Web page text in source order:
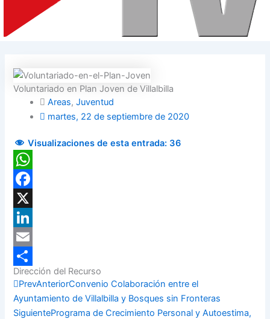
Voluntariado en Plan Joven de Villalbilla
Areas,Juventud
martes, 22 de septiembre de 2020
Visualizaciones de esta entrada: 36
WhatsApp
Facebook
X
LinkedIn
Email
Compartir
Dirección del Recurso
PrevAnteriorConvenio Colaboración entre el
Ayuntamiento de Villalbilla y Bosques sin Fronteras
SiguientePrograma de Crecimiento Personal y Autoestima,